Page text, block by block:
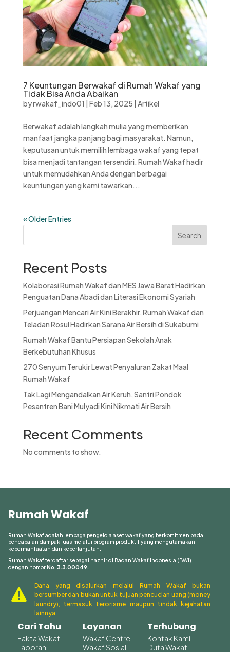
7 Keuntungan Berwakaf di Rumah Wakaf yang
Tidak Bisa Anda Abaikan
byrwakaf_indo01 | Feb 13, 2025 | Artikel
Berwakaf adalah langkah mulia yang memberikan
manfaat jangka panjang bagi masyarakat. Namun,
keputusan untuk memilih lembaga wakaf yang tepat
bisa menjadi tantangan tersendiri. Rumah Wakaf hadir
untuk memudahkan Anda dengan berbagai
keuntungan yang kami tawarkan...
« Older Entries
Search
Recent Posts
Kolaborasi Rumah Wakaf dan MES Jawa Barat Hadirkan
Penguatan Dana Abadi dan Literasi Ekonomi Syariah
Perjuangan Mencari Air Kini Berakhir, Rumah Wakaf dan
Teladan Rosul Hadirkan Sarana Air Bersih di Sukabumi
Rumah Wakaf Bantu Persiapan Sekolah Anak
Berkebutuhan Khusus
270 Senyum Terukir Lewat Penyaluran Zakat Maal
Rumah Wakaf
Tak Lagi Mengandalkan Air Keruh, Santri Pondok
Pesantren Bani Mulyadi Kini Nikmati Air Bersih
Recent Comments
No comments to show.
Rumah Wakaf
Rumah Wakaf adalah lembaga pengelola aset wakaf yang berkomitmen pada
pencapaian dampak luas melalui program produktif yang mengutamakan
kebermanfaatan dan keberlanjutan.
Rumah Wakaf terdaftar sebagai nazhir di Badan Wakaf Indonesia (BWI)
dengan nomorNo. 3.3.00049.

Dana yang disalurkan melalui Rumah Wakaf bukan
bersumber dan bukan untuk tujuan pencucian uang (money
laundry), termasuk terorisme maupun tindak kejahatan
lainnya.
Cari Tahu
Fakta Wakaf
Laporan
Layanan
Wakaf Centre
Wakaf Sosial
Terhubung
Kontak Kami
Duta Wakaf